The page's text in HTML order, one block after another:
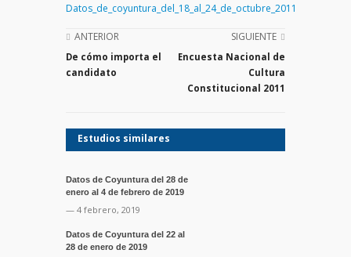
Datos_de_coyuntura_del_18_al_24_de_octubre_2011
ANTERIOR
De cómo importa el
candidato
SIGUIENTE
Encuesta Nacional de
Cultura
Constitucional 2011
Estudios similares
Datos de Coyuntura del 28 de
enero al 4 de febrero de 2019
— 4 febrero, 2019
Datos de Coyuntura del 22 al
28 de enero de 2019